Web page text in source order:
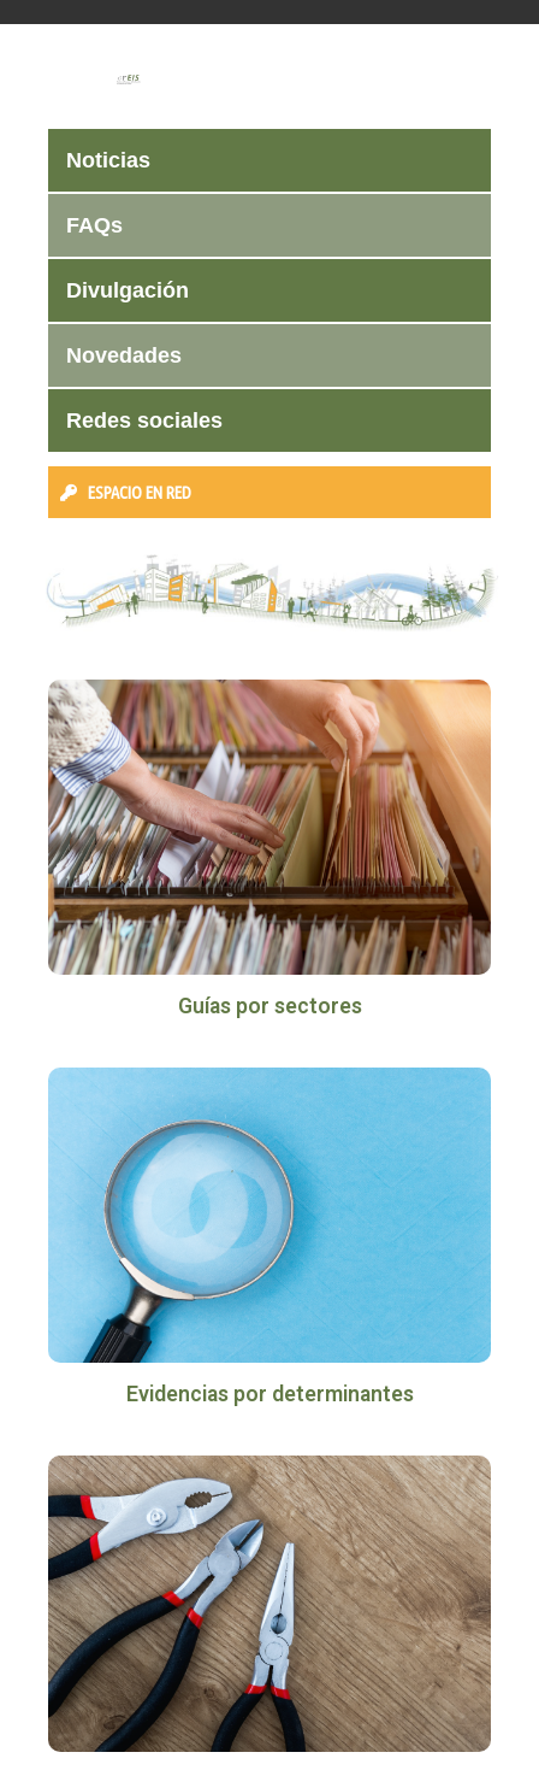
Noticias
FAQs
Divulgación
Novedades
Redes sociales
ESPACIO EN RED
Guías por sectores
Evidencias por determinantes